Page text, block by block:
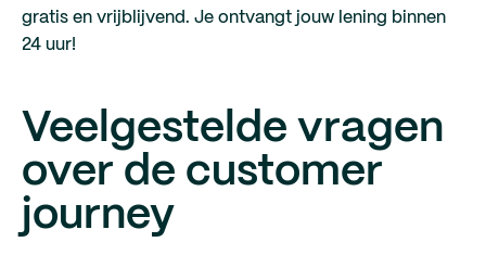
gratis en vrijblijvend. Je ontvangt jouw lening binnen
24 uur!
Veelgestelde vragen
over de customer
journey